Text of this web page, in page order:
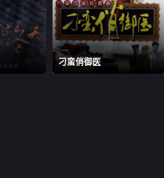
刁蛮俏御医